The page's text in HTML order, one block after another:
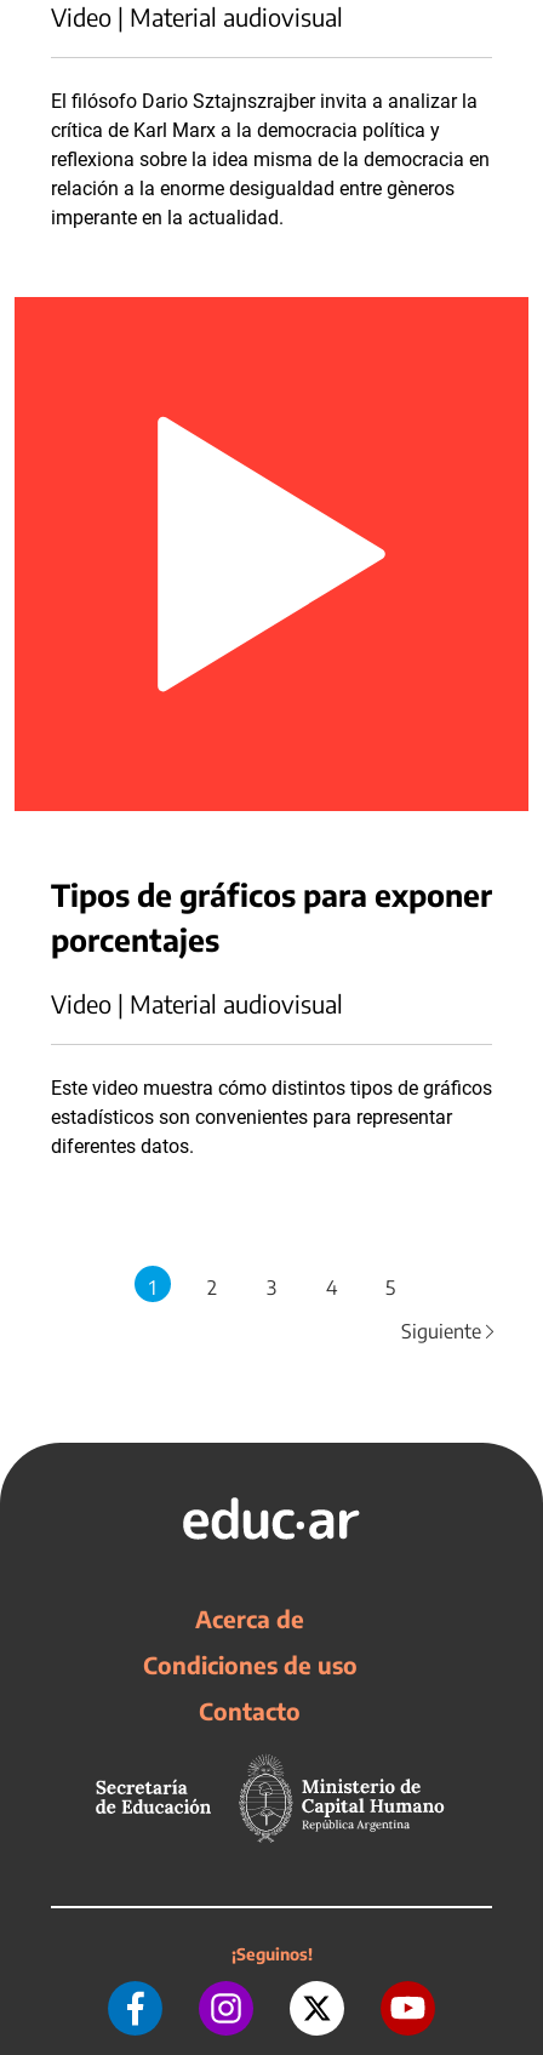
Video | Material audiovisual
El filósofo Dario Sztajnszrajber invita a analizar la
crítica de Karl Marx a la democracia política y
reflexiona sobre la idea misma de la democracia en
relación a la enorme desigualdad entre gèneros
imperante en la actualidad.
Tipos de gráficos para exponer
porcentajes
Video | Material audiovisual
Este video muestra cómo distintos tipos de gráficos
estadísticos son convenientes para representar
diferentes datos.
1 2 3 4
5
Siguiente
Acerca de
Condiciones de uso
Contacto
¡Seguinos!